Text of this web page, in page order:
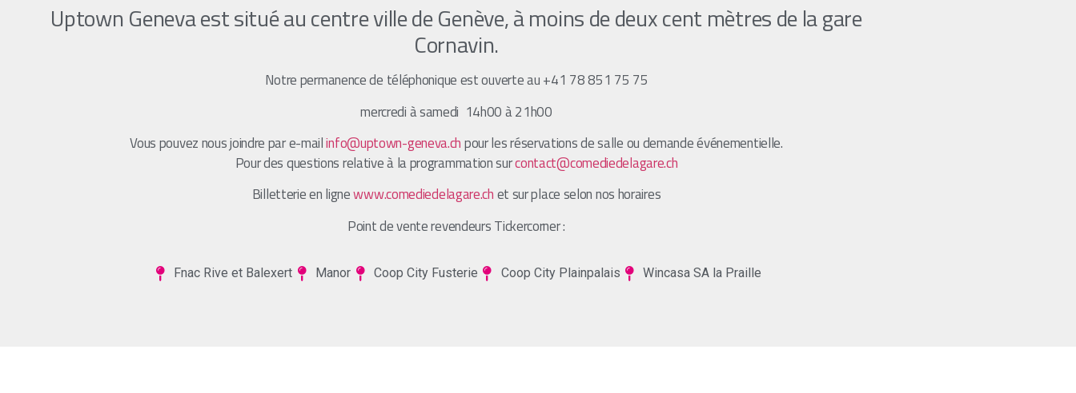
Uptown Geneva est situé au centre ville de Genève, à moins de deux cent mètres de la gare
Cornavin.
Notre permanence de téléphonique est ouverte au+41 78 851 75 75
mercredi à samedi 14h00 à 21h00
Vous pouvez nous joindre par e-mailinfo@uptown-geneva.chpour les réservations de salle ou demande événementielle.
Pour des questions relative à la programmation surcontact@comediedelagare.ch
Billetterie en lignewww.comediedelagare.chet sur place selon nos horaires
Point de vente revendeurs Tickercorner :
Fnac Rive et Balexert Manor Coop City Fusterie Coop City Plainpalais Wincasa SA la Praille